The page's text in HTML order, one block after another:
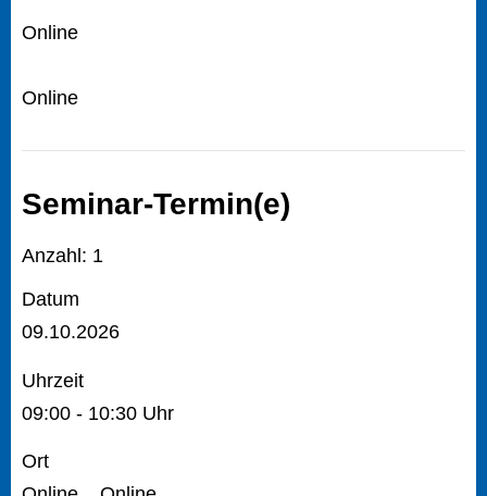
Online
Online
Seminar-Termin(e)
Anzahl: 1
Datum
09.10.2026
Uhrzeit
09:00 - 10:30 Uhr
Ort